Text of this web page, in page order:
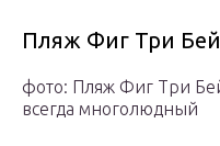
Пляж Фиг Три Бей
фото: Пляж Фиг Три
всегда многолюдный